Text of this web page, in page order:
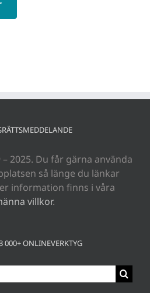
2025. Du får gärna använda
så länge du länkar
information finns i våra
villkor.
000+ ONLINEVERKTYG